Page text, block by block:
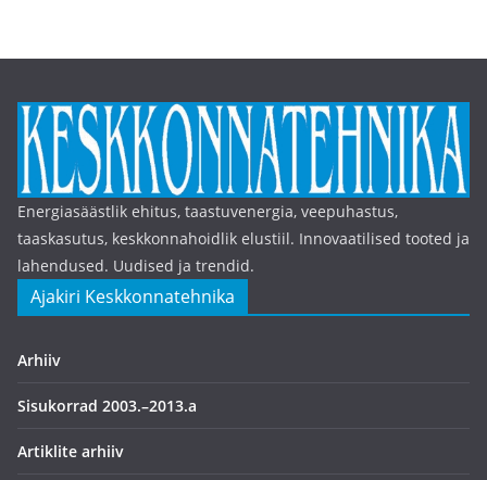
Energiasäästlik ehitus, taastuvenergia, veepuhastus,
taaskasutus, keskkonnahoidlik elustiil. Innovaatilised tooted ja
lahendused. Uudised ja trendid.
Ajakiri Keskkonnatehnika
Arhiiv
Sisukorrad 2003.–2013.a
Artiklite arhiiv